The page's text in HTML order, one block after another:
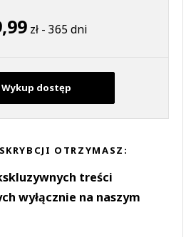
zł - 365 dni
Wykup dostęp
OTRZYMASZ:
treści
wyłącznie na naszym